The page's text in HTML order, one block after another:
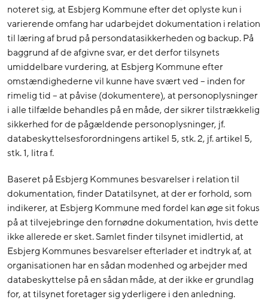
noteret sig, at Esbjerg Kommune efter det oplyste kun i
varierende omfang har udarbejdet dokumentation i relation
til læring af brud på persondatasikkerheden og backup. På
baggrund af de afgivne svar, er det derfor tilsynets
umiddelbare vurdering, at Esbjerg Kommune efter
omstændighederne vil kunne have svært ved – inden for
rimelig tid – at påvise (dokumentere), at personoplysninger
i alle tilfælde behandles på en måde, der sikrer tilstrækkelig
sikkerhed for de pågældende personoplysninger, jf.
databeskyttelsesforordningens artikel 5, stk. 2, jf. artikel 5,
stk. 1, litra f.
Baseret på Esbjerg Kommunes besvarelser i relation til
dokumentation, finder Datatilsynet, at der er forhold, som
indikerer, at Esbjerg Kommune med fordel kan øge sit fokus
på at tilvejebringe den fornødne dokumentation, hvis dette
ikke allerede er sket. Samlet finder tilsynet imidlertid, at
Esbjerg Kommunes besvarelser efterlader et indtryk af, at
organisationen har en sådan modenhed og arbejder med
databeskyttelse på en sådan måde, at der ikke er grundlag
for, at tilsynet foretager sig yderligere i den anledning.